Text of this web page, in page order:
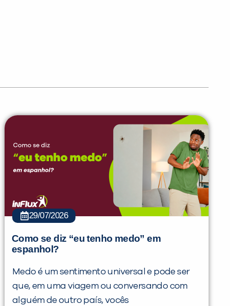
29/07/2026
Como se diz “eu tenho medo” em
espanhol?
Medo é um sentimento universal e pode ser
que, em uma viagem ou conversando com
alguém de outro país, vocês
PEÇA UMA DEMONSTRAÇÃO DE MÉTODO